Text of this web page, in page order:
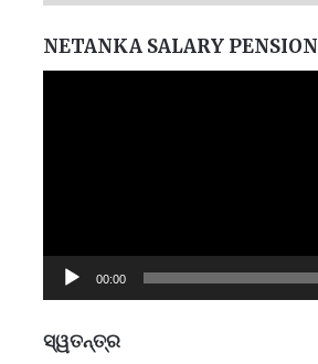
NETANKA SALARY PENSION
00:00
ସ୍ୱତନ୍ତ୍ର